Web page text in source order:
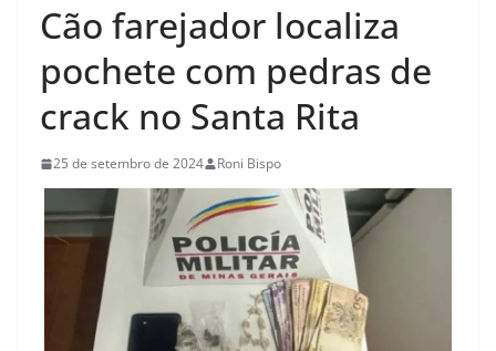
Cão farejador localiza
pochete com pedras de
crack no Santa Rita
25 de setembro de 2024 Roni Bispo